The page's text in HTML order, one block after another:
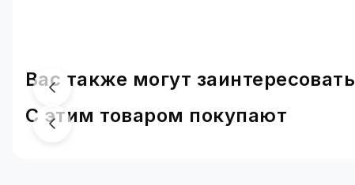
Вас также могут заинтересовать
С этим товаром покупают